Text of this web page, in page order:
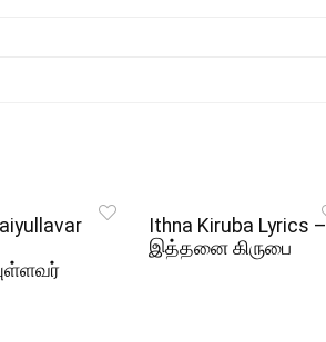
Ithna Kiruba Lyrics –
இத்தனை கிருபை